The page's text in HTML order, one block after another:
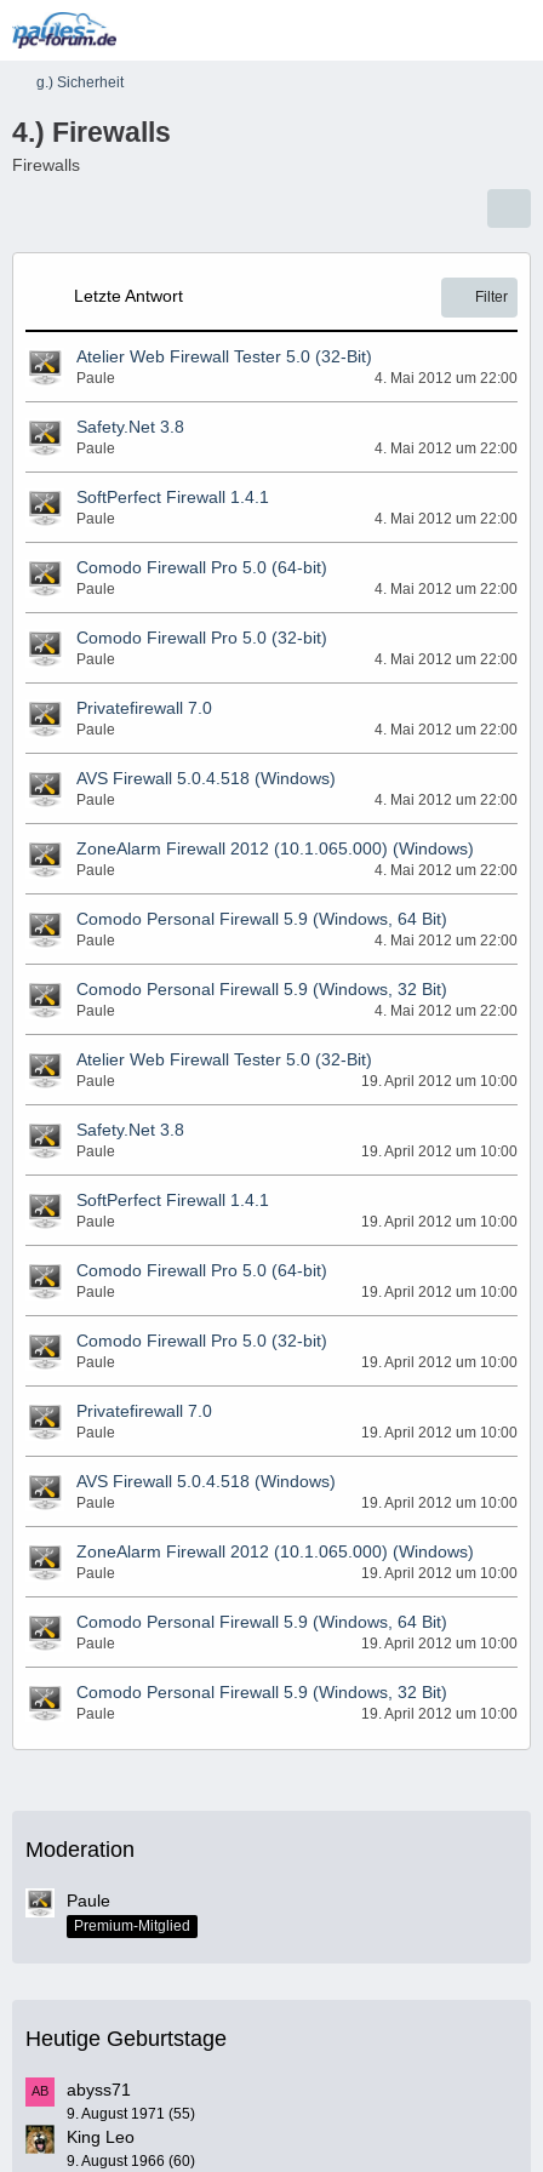
g.) Sicherheit
4.) Firewalls
Firewalls
Letzte Antwort Filter
Atelier Web Firewall Tester 5.0 (32-Bit)
Paule 4. Mai 2012 um 22:00
Safety.Net 3.8
Paule 4. Mai 2012 um 22:00
SoftPerfect Firewall 1.4.1
Paule 4. Mai 2012 um 22:00
Comodo Firewall Pro 5.0 (64-bit)
Paule 4. Mai 2012 um 22:00
Comodo Firewall Pro 5.0 (32-bit)
Paule 4. Mai 2012 um 22:00
Privatefirewall 7.0
Paule 4. Mai 2012 um 22:00
AVS Firewall 5.0.4.518 (Windows)
Paule 4. Mai 2012 um 22:00
ZoneAlarm Firewall 2012 (10.1.065.000) (Windows)
Paule 4. Mai 2012 um 22:00
Comodo Personal Firewall 5.9 (Windows, 64 Bit)
Paule 4. Mai 2012 um 22:00
Comodo Personal Firewall 5.9 (Windows, 32 Bit)
Paule 4. Mai 2012 um 22:00
Atelier Web Firewall Tester 5.0 (32-Bit)
Paule 19. April 2012 um 10:00
Safety.Net 3.8
Paule 19. April 2012 um 10:00
SoftPerfect Firewall 1.4.1
Paule 19. April 2012 um 10:00
Comodo Firewall Pro 5.0 (64-bit)
Paule 19. April 2012 um 10:00
Comodo Firewall Pro 5.0 (32-bit)
Paule 19. April 2012 um 10:00
Privatefirewall 7.0
Paule 19. April 2012 um 10:00
AVS Firewall 5.0.4.518 (Windows)
Paule 19. April 2012 um 10:00
ZoneAlarm Firewall 2012 (10.1.065.000) (Windows)
Paule 19. April 2012 um 10:00
Comodo Personal Firewall 5.9 (Windows, 64 Bit)
Paule 19. April 2012 um 10:00
Comodo Personal Firewall 5.9 (Windows, 32 Bit)
Paule 19. April 2012 um 10:00
Moderation
Paule
Premium-Mitglied
Heutige Geburtstage
abyss71
9. August 1971 (55)
King Leo
9. August 1966 (60)